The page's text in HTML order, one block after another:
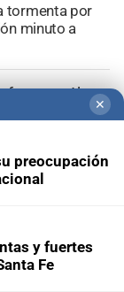
tormenta por
minuto a
en Alvear
✕
preocupación
y fuertes
Fe